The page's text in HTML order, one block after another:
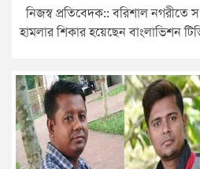
নিজস্ব প্রতিবেদক:: বরিশাল নগরীতে
হামলার শিকার হয়েছেন বাংলাভিশন